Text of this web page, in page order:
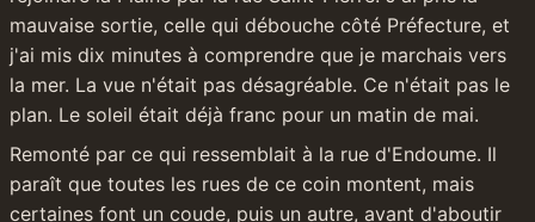
mauvaise sortie, celle qui débouche côté Préfecture, et
j'ai mis dix minutes à comprendre que je marchais vers
la mer. La vue n'était pas désagréable. Ce n'était pas le
plan. Le soleil était déjà franc pour un matin de mai.
Remonté par ce qui ressemblait à la rue d'Endoume. Il
paraît que toutes les rues de ce coin montent, mais
certaines font un coude, puis un autre, avant d'aboutir